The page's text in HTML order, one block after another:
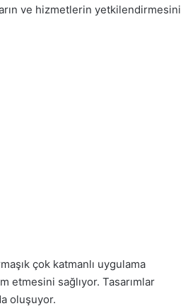
ve hizmetlerin yetkilendirmesini
çok katmanlı uygulama
etmesini sağlıyor. Tasarımlar
oluşuyor.